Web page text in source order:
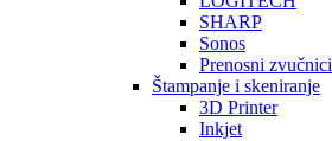
SHARP
Sonos
Prenosni zvučnici
Štampanje i skeniranje
3D Printer
Inkjet